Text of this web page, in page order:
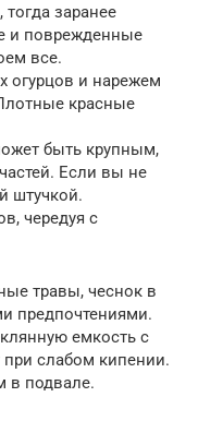
заранее
и поврежденные
все.
огурцов и нарежем
красные
быть крупным,
Если вы не
штучкой.
чередуя с
травы, чеснок в
предпочтениями.
емкость с
слабом кипении.
в подвале.